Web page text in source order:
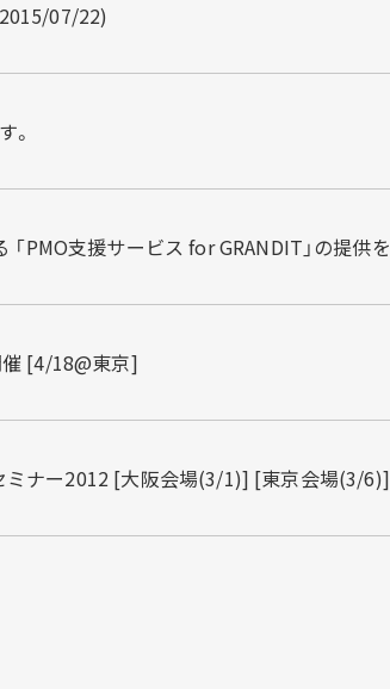
07/22)
。
PMO支援サービス for GRANDIT」の提供
催 [4/18@東京]
ミナー2012 [大阪会場(3/1)] [東京会場(3/6)]